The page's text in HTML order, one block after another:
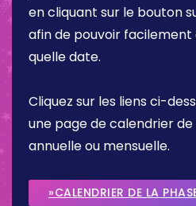
en cliquant sur le bouton
afin de pouvoir
quelle date.
Cliquez sur les liens ci-
une page de calendrier
annuelle ou mensuelle.
»CALENDRIER DE LA